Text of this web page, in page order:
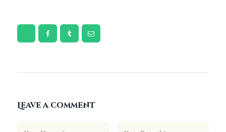
Leave a comment